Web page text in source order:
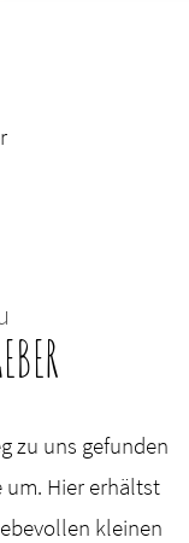
zu uns gefunden
um. Hier erhältst
kleinen